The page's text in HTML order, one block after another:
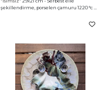
şekillendirme, porselen çamuru 1220 °c